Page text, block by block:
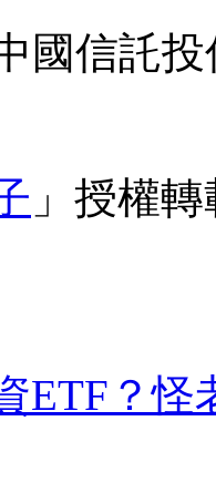
國信託投
」授權
ETF？怪